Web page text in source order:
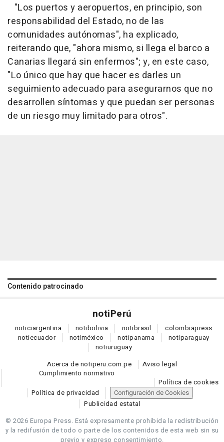
"Los puertos y aeropuertos, en principio, son
responsabilidad del Estado, no de las
comunidades autónomas", ha explicado,
reiterando que, "ahora mismo, si llega el barco a
Canarias llegará sin enfermos"; y, en este caso,
"Lo único que hay que hacer es darles un
seguimiento adecuado para asegurarnos que no
desarrollen síntomas y que puedan ser personas
de un riesgo muy limitado para otros".
Contenido patrocinado
notiPerú
noticiargentina notibolivia notibrasil colombiapress
notiecuador notiméxico notipanama notiparaguay
notiuruguay
Acerca de notiperu.com.pe
Aviso legal
Cumplimiento normativo
Política de cookies
Política de privacidad
Configuración de Cookies
Publicidad estatal
© 2026 Europa Press. Está expresamente prohibida la redistribución
y la redifusión de todo o parte de los contenidos de esta web sin su
previo y expreso consentimiento.